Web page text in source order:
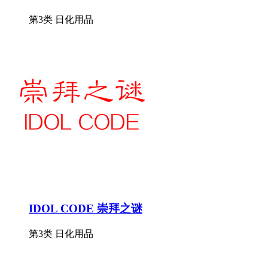
第3类 日化用品
IDOL CODE 崇拜之谜
第3类 日化用品